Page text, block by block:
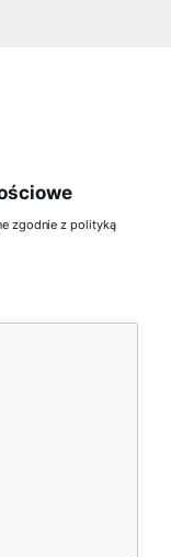
zgodnie z polityką